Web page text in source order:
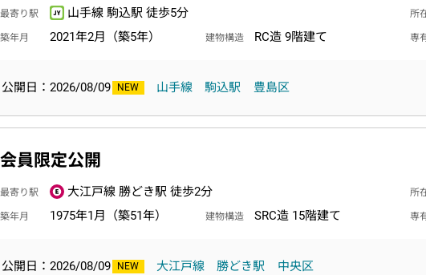
最寄り駅 山手線 駒込駅 徒歩5分 所
築年月 2021年2月（築5年） 建物構造 RC造 9階建て 専
公開日：2026/08/09 山手線 駒込駅 豊島区
会員限定公開
最寄り駅 大江戸線 勝どき駅 徒歩2分 所
築年月 1975年1月（築51年） 建物構造 SRC造 15階建て 専
公開日：2026/08/09 大江戸線 勝どき駅 中央区